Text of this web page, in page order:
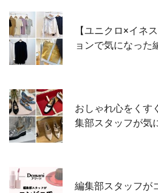
【ユニクロ×イネ
ョンで気になった
おしゃれ心をくす
集部スタッフが気
編集部スタッフが